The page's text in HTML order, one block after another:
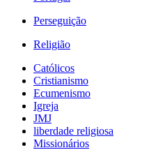
Perseguição
Religião
Católicos
Cristianismo
Ecumenismo
Igreja
JMJ
liberdade religiosa
Missionários